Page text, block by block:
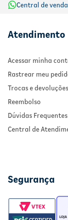
Central de
Atendimento
Acessar minha
Rastrear meu
Trocas e devoluções
Reembolso
Dúvidas Frequentes
Central de
Segurança